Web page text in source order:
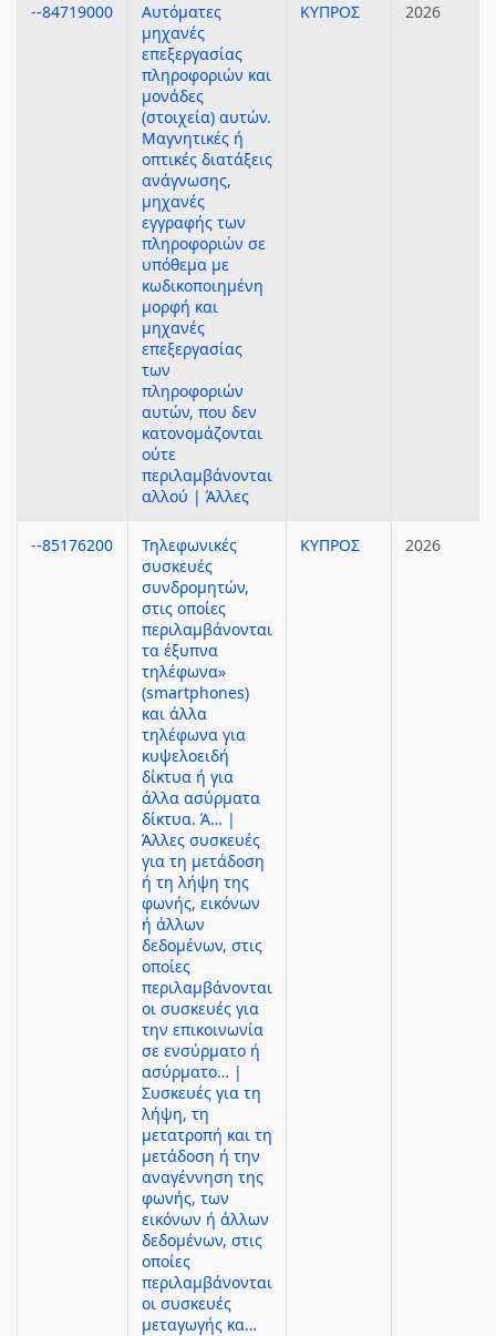
--84719000
Αυτόματες
μηχανές
επεξεργασίας
πληροφοριών και
μονάδες
(στοιχεία) αυτών.
Μαγνητικές ή
οπτικές διατάξεις
ανάγνωσης,
μηχανές
εγγραφής των
πληροφοριών σε
υπόθεμα με
κωδικοποιημένη
μορφή και
μηχανές
επεξεργασίας
των
πληροφοριών
αυτών, που δεν
κατονομάζονται
ούτε
περιλαμβάνονται
αλλού | Άλλες
ΚΥΠΡΟΣ 2026
--85176200
Τηλεφωνικές
συσκευές
συνδρομητών,
στις οποίες
περιλαμβάνονται
τα έξυπνα
τηλέφωνα»
(smartphones)
και άλλα
τηλέφωνα για
κυψελοειδή
δίκτυα ή για
άλλα ασύρματα
δίκτυα. Ά… |
Άλλες συσκευές
για τη μετάδοση
ή τη λήψη της
φωνής, εικόνων
ή άλλων
δεδομένων, στις
οποίες
περιλαμβάνονται
οι συσκευές για
την επικοινωνία
σε ενσύρματο ή
ασύρματο… |
Συσκευές για τη
λήψη, τη
μετατροπή και τη
μετάδοση ή την
αναγέννηση της
φωνής, των
εικόνων ή άλλων
δεδομένων, στις
οποίες
περιλαμβάνονται
οι συσκευές
μεταγωγής κα…
ΚΥΠΡΟΣ 2026